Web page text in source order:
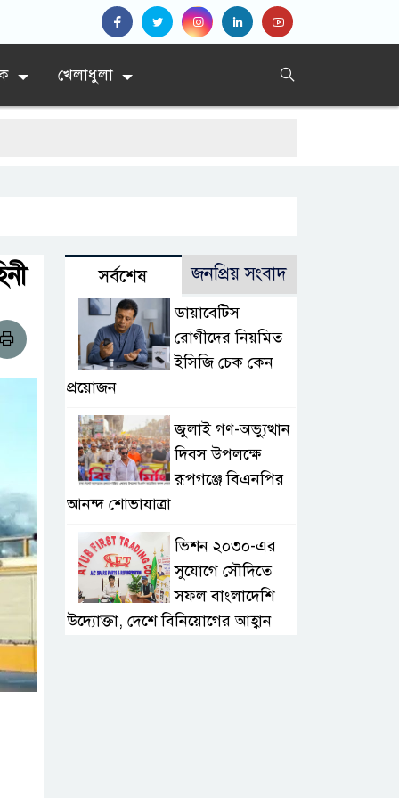
খেলাধুলা
সর্বশেষ জনপ্রিয় সংবাদ
ডায়াবেটিস
রোগীদের নিয়মিত
ইসিজি চেক কেন
প্রয়োজন
জুলাই গণ-অভ্যুত্থান
দিবস উপলক্ষে
রূপগঞ্জে বিএনপির
আনন্দ শোভাযাত্রা
ভিশন ২০৩০-এর
সুযোগে সৌদিতে
সফল বাংলাদেশি
উদ্যোক্তা, দেশে বিনিয়োগের আহ্বান